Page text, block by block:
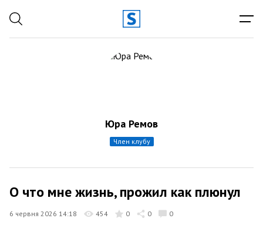
Юра Ремов
член клубу
О что мне жизнь, прожил как плюнул
6 червня 2026 14:18 454 0 0 0